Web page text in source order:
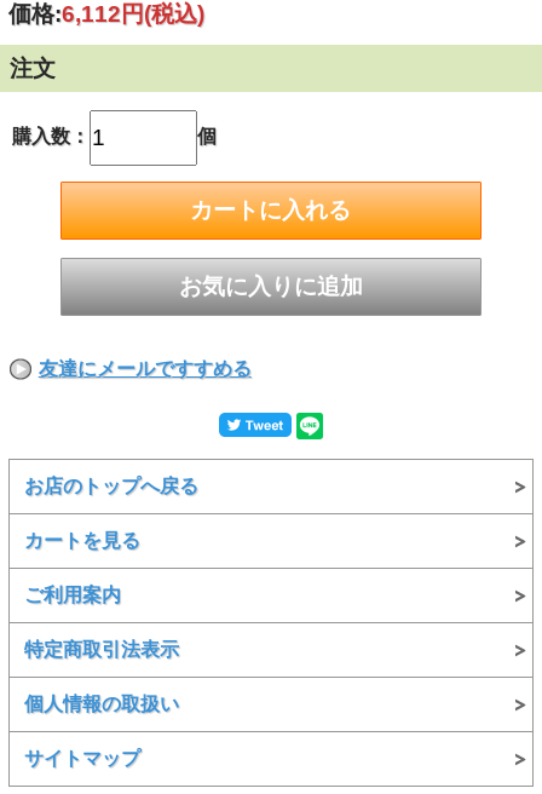
価格:6,112円(税込)
注文
購入数： 個
友達にメールですすめる
お店のトップへ戻る
カートを見る
ご利用案内
特定商取引法表示
個人情報の取扱い
サイトマップ